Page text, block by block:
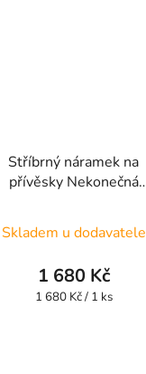
Stříbrný náramek na
přívěsky Nekonečná
Skladem u dodavatele
1 680 Kč
Měrná
1 680 Kč / 1 ks